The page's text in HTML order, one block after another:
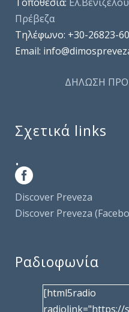
Πρέβεζα
Τηλέφωνo: +30-26823-
Email:
ΔΗΛΩΣΗ
Σχετικά links
.
Discover Preveza
Discover Preveza
Ραδιοφωνία
[html5radio
radiolink="https://